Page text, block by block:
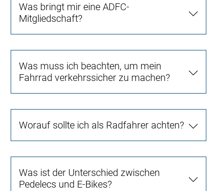
Was bringt mir eine ADFC-
Mitgliedschaft?
Was muss ich beachten, um mein
Fahrrad verkehrssicher zu machen?
Worauf sollte ich als Radfahrer achten?
Was ist der Unterschied zwischen
Pedelecs und E-Bikes?